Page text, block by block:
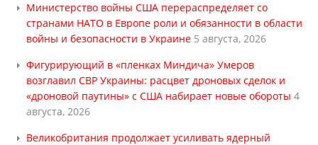
Министерство войны США перераспределяет со
странами НАТО в Европе роли и обязанности в области
войны и безопасности в Украине 5 августа, 2026
Фигурирующий в «пленках Миндича» Умеров
возглавил СВР Украины: расцвет дроновых сделок и
«дроновой паутины» с США набирает новые обороты 4
августа, 2026
Великобритания продолжает усиливать ядерный